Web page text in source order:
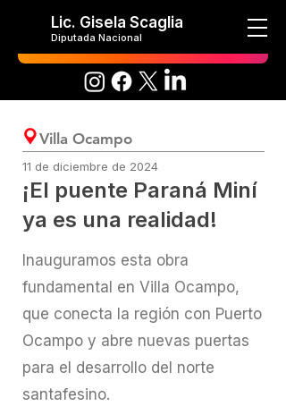
Lic. Gisela Scaglia
Diputada Nacional
Villa Ocampo
11 de diciembre de 2024
¡El puente Paraná Miní
ya es una realidad!
Inauguramos esta obra
fundamental en Villa Ocampo,
que conecta la región con Puerto
Ocampo y abre nuevas puertas
para el desarrollo del norte
santafesino.